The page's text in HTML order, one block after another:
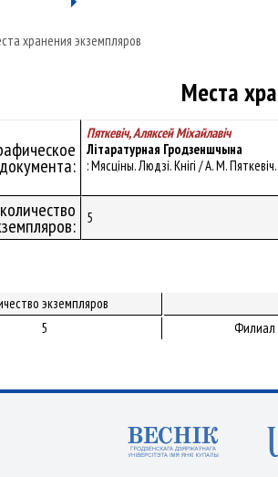
хранения экземпляров
Места
Пяткевіч, Аляксей Мiхайлавiч
Літаратурная Гродзеншчына
: Мясціны. Людзі. Кнігі / А. М.
5
экземпляров
5
Филиал